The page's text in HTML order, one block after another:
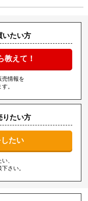
いたい方
教えて！
売情報を
。
りたい方
たい
、
さい。